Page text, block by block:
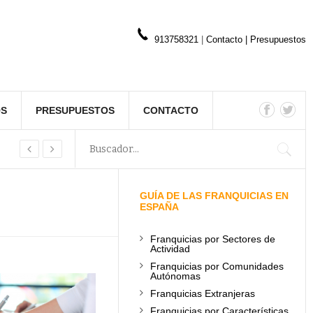
913758321 Contacto Presupuestos
PRESUPUESTOS CONTACTO
GUÍA DE LAS FRANQUICIAS EN
ESPAÑA
Franquicias por Sectores de
Actividad
Franquicias por Comunidades
Autónomas
Franquicias Extranjeras